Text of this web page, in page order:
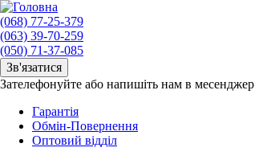
(068) 77-25-379
(063) 39-70-259
(050) 71-37-085
Зв'язатися
Зателефонуйте або напишіть нам в месенджер
Гарантія
Обмін-Повернення
Оптовий відділ